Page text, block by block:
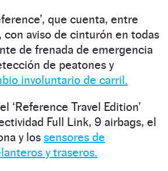
que cuenta, entre
aviso de cinturón en todas
de frenada de emergencia
de peatones y
involuntario de carril.
‘Reference Travel Edition’
Full Link, 9 airbags, el
y los sensores de
y traseros.